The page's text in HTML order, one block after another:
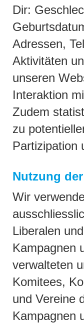
Dir:
Adressen,
Aktivitäten
unseren
Interaktion
Zudem
zu
Partizipation
Nutzung
Wir
Liberalen
Kampagnen
verwalteten
Komitees,
und Vereine
Kampagnen